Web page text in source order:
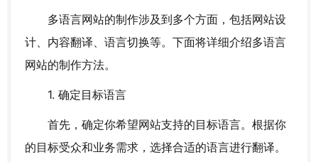
多语言网站的制作涉及到多个方面，包括网站设
计、内容翻译、语言切换等。下面将详细介绍多语言
网站的制作方法。
1. 确定目标语言
首先，确定你希望网站支持的目标语言。根据你
的目标受众和业务需求，选择合适的语言进行翻译。